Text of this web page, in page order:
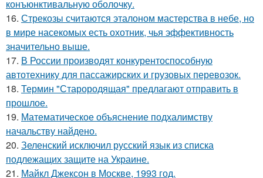
конъюнктивальную оболочку.
16. Стрекозы считаются эталоном мастерства в небе, но
в мире насекомых есть охотник, чья эффективность
значительно выше.
17. В России производят конкурентоспособную
автотехнику для пассажирских и грузовых перевозок.
18. Термин "Старородящая" предлагают отправить в
прошлое.
19. Математическое объяснение подхалимству
начальству найдено.
20. Зеленский исключил русский язык из списка
подлежащих защите на Украине.
21. Майкл Джексон в Москве, 1993 год.